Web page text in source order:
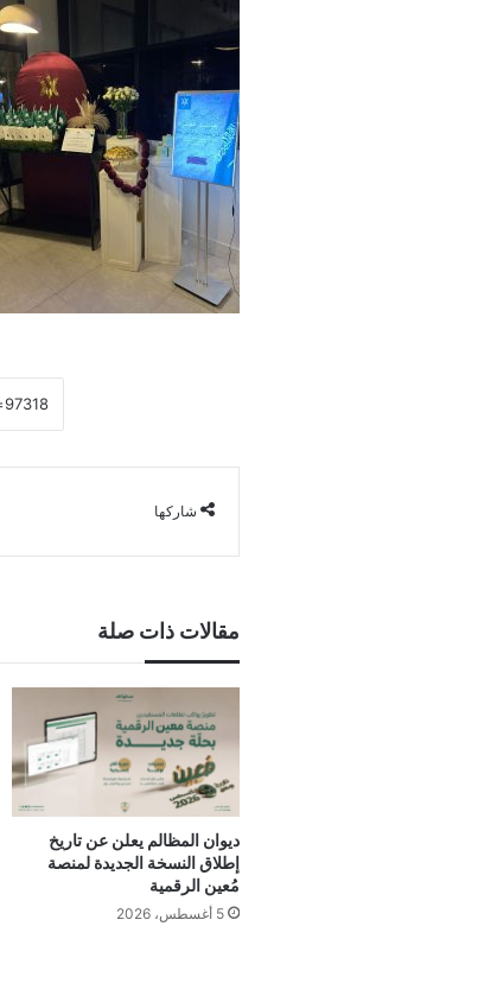
شاركها
مقالات ذات صلة
ديوان المظالم يعلن عن تاريخ
إطلاق النسخة الجديدة لمنصة
مُعين الرقمية
5 أغسطس، 2026